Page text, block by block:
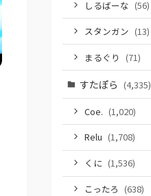
しるばーな (56)
スタンガン (13)
まるぐり (71)
すたぽら (4,335)
Coe. (1,020)
Relu (1,708)
くに (1,536)
こったろ (638)